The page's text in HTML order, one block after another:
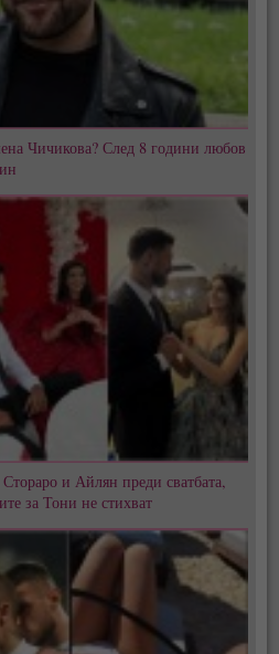
Чичикова? След 8 години любов
и Айлян преди сватбата,
за Тони не стихват